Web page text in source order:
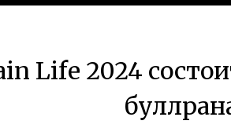
Life 2024